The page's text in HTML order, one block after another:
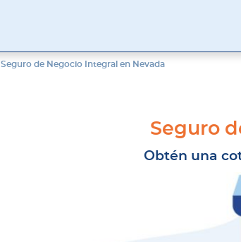
Seguro de Negocio Integral en Nevada
Seguro
Obtén una